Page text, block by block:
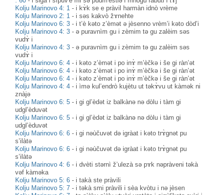
Kolju Marinovo 4: 1 - i kɤ̀k se e pràvil harmàn idnò vrème
Kolju Marinovo 2: 1 - i səs kakvò žɤnehte
Kolju Marinovo 6: 3 - i t’è kəto z’èmət ə jèsenno vrèm’i kəto dòd’i
Kolju Marinovo 4: 3 -ə puravnìm gu i zèmim tə gu zalèim səs
vudɤ̀ i
Kolju Marinovo 4: 3 -ə puravnìm gu i zèmim tə gu zalèim səs
vudɤ̀ i
Kolju Marinovo 6: 4 - i kəto z’èmət i po inɤ̀ m’èčkə i še gi ràn’ət
Kolju Marinovo 6: 4 - i kəto z’èmət i po inɤ̀ m’èčkə i še gi ràn’ət
Kolju Marinovo 6: 4 - i kəto z’èmət i po inɤ̀ m’èčkə i še gi ràn’ət
Kolju Marinovo 4: 4 - i ìmə kul’endrò kujètu ut təkɤ̀vu ut kàmək ni
znàjə
Kolju Marinovo 6: 5 - i gi gl’èdət iz balkànə nə dòlu i tàm gi
udgl’èduvət
Kolju Marinovo 6: 5 - i gi gl’èdət iz balkànə nə dòlu i tàm gi
udgl’èduvət
Kolju Marinovo 6: 6 - i gi nəùčuvət də igràat i kəto trɤ̀gnət pu
s’ilàtə
Kolju Marinovo 6: 6 - i gi nəùčuvət də igràat i kəto trɤ̀gnət pu
s’ilàtə
Kolju Marinovo 4: 6 - i dvèti stərnì ž’ulezà sə pɤk nəpràveni təkà
vəf kàməka
Kolju Marinovo 5: 6 - i takà ste pràvili
Kolju Marinovo 5: 7 - i təkà smi pràvili i sèa kvòtu i nə jèsen